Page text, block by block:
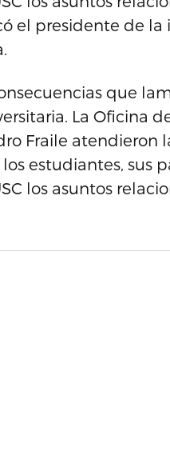
el presidente de
que
La Oficina
Fraile atendieron
estudiantes, sus
los asuntos